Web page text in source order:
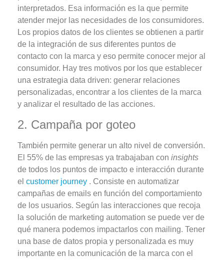
interpretados. Esa información es la que permite
atender mejor las necesidades de los consumidores.
Los propios datos de los clientes se obtienen a partir
de la integración de sus diferentes puntos de
contacto con la marca y eso permite conocer mejor al
consumidor. Hay tres motivos por los que establecer
una estrategia data driven: generar relaciones
personalizadas, encontrar a los clientes de la marca
y analizar el resultado de las acciones.
2. Campaña por goteo
También permite generar un alto nivel de conversión.
El 55% de las empresas ya trabajaban con insights
de todos los puntos de impacto e interacción durante
el customer journey . Consiste en automatizar
campañas de emails en función del comportamiento
de los usuarios. Según las interacciones que recoja
la solución de marketing automation se puede ver de
qué manera podemos impactarlos con mailing. Tener
una base de datos propia y personalizada es muy
importante en la comunicación de la marca con el